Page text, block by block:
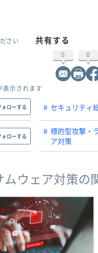
さい
共有する
0 0
表示されます
ォローする セキュリティ
ォローする
標的型攻撃・
ア対策
ウェア対策の